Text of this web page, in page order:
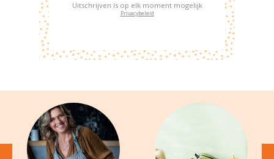
Uitschrijven is op elk moment mogelijk
Privacybeleid